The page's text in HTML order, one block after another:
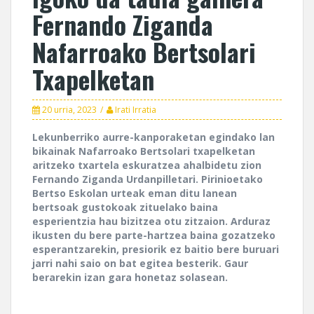
Fernando Ziganda
Nafarroako Bertsolari
Txapelketan
20 urria, 2023 Irati Irratia
Lekunberriko aurre-kanporaketan egindako lan
bikainak Nafarroako Bertsolari txapelketan
aritzeko txartela eskuratzea ahalbidetu zion
Fernando Ziganda Urdanpilletari. Pirinioetako
Bertso Eskolan urteak eman ditu lanean
bertsoak gustokoak zituelako baina
esperientzia hau bizitzea otu zitzaion. Arduraz
ikusten du bere parte-hartzea baina gozatzeko
esperantzarekin, presiorik ez baitio bere buruari
jarri nahi saio on bat egitea besterik. Gaur
berarekin izan gara honetaz solasean.